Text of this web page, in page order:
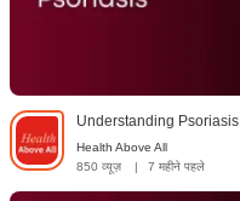
Understanding Psoriasis
Health Above All
850 व्यूज़
| 7 महीने पहले